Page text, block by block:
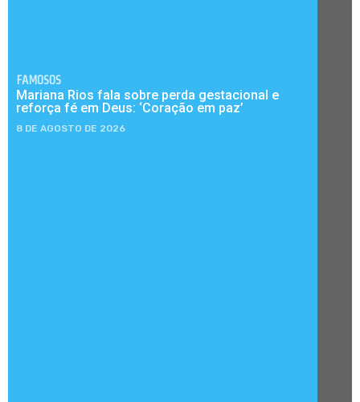
FAMOSOS
Mariana Rios fala sobre perda gestacional e
reforça fé em Deus: ‘Coração em paz’
8 DE AGOSTO DE 2026